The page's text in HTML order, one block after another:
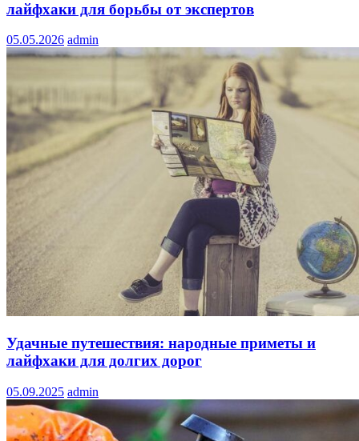
лайфхаки для борьбы от экспертов
05.05.2026 admin
Удачные путешествия: народные приметы и
лайфхаки для долгих дорог
05.09.2025 admin